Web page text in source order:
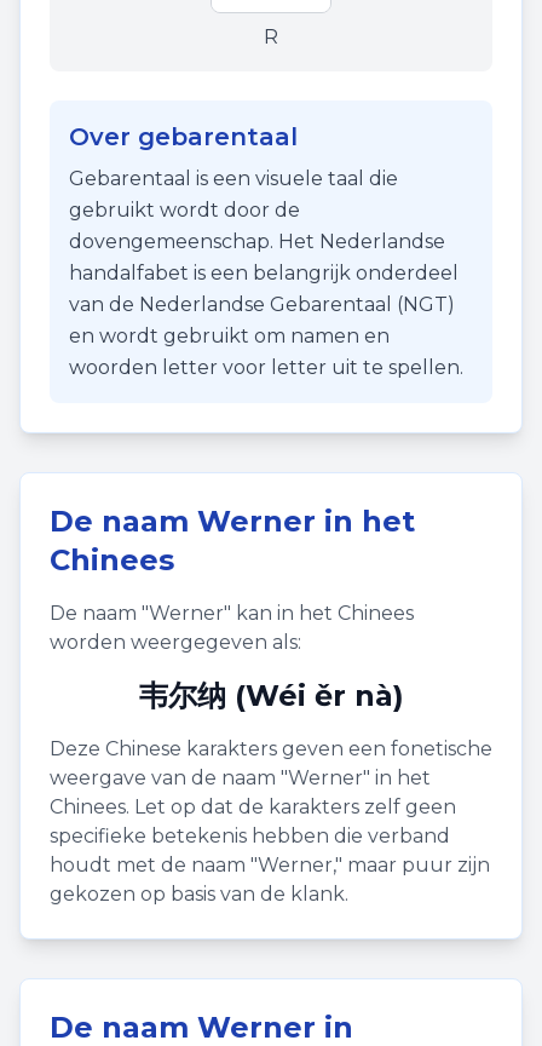
R
Over gebarentaal
Gebarentaal is een visuele taal die
gebruikt wordt door de
dovengemeenschap. Het Nederlandse
handalfabet is een belangrijk onderdeel
van de Nederlandse Gebarentaal (NGT)
en wordt gebruikt om namen en
woorden letter voor letter uit te spellen.
De naam Werner in het
Chinees
De naam "Werner" kan in het Chinees
worden weergegeven als:
韦尔纳 (Wéi ěr nà)
Deze Chinese karakters geven een fonetische
weergave van de naam "Werner" in het
Chinees. Let op dat de karakters zelf geen
specifieke betekenis hebben die verband
houdt met de naam "Werner," maar puur zijn
gekozen op basis van de klank.
De naam Werner in